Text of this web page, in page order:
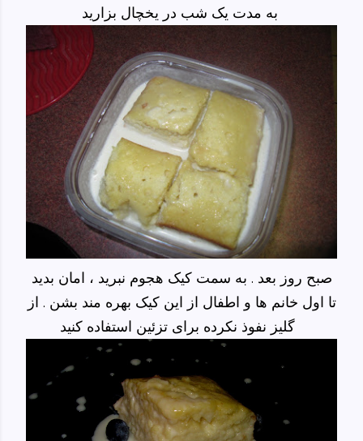
صبح روز بعد . به سمت کیک هجوم نبرید ، امان بدید
تا اول خانم ها و اطفال از این کیک بهره مند بشن . از